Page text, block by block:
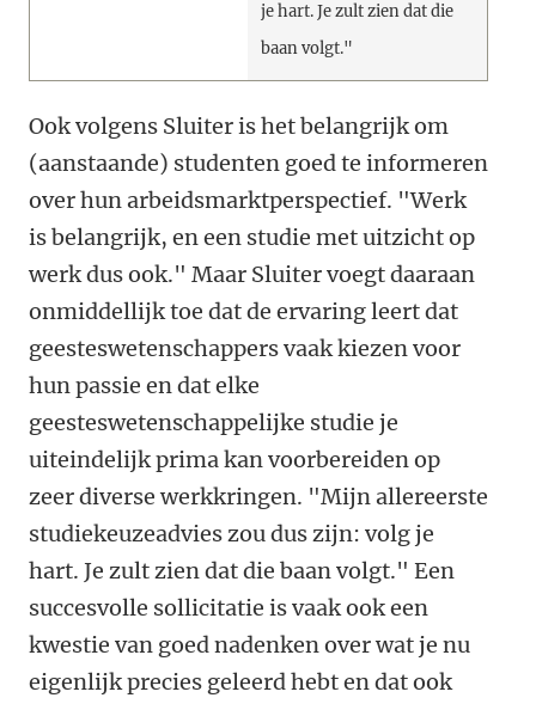
je hart. Je zult zien dat die
baan volgt."
Ook volgens Sluiter is het belangrijk om
(aanstaande) studenten goed te informeren
over hun arbeidsmarktperspectief. "Werk
is belangrijk, en een studie met uitzicht op
werk dus ook." Maar Sluiter voegt daaraan
onmiddellijk toe dat de ervaring leert dat
geesteswetenschappers vaak kiezen voor
hun passie en dat elke
geesteswetenschappelijke studie je
uiteindelijk prima kan voorbereiden op
zeer diverse werkkringen. "Mijn allereerste
studiekeuzeadvies zou dus zijn: volg je
hart. Je zult zien dat die baan volgt." Een
succesvolle sollicitatie is vaak ook een
kwestie van goed nadenken over wat je nu
eigenlijk precies geleerd hebt en dat ook